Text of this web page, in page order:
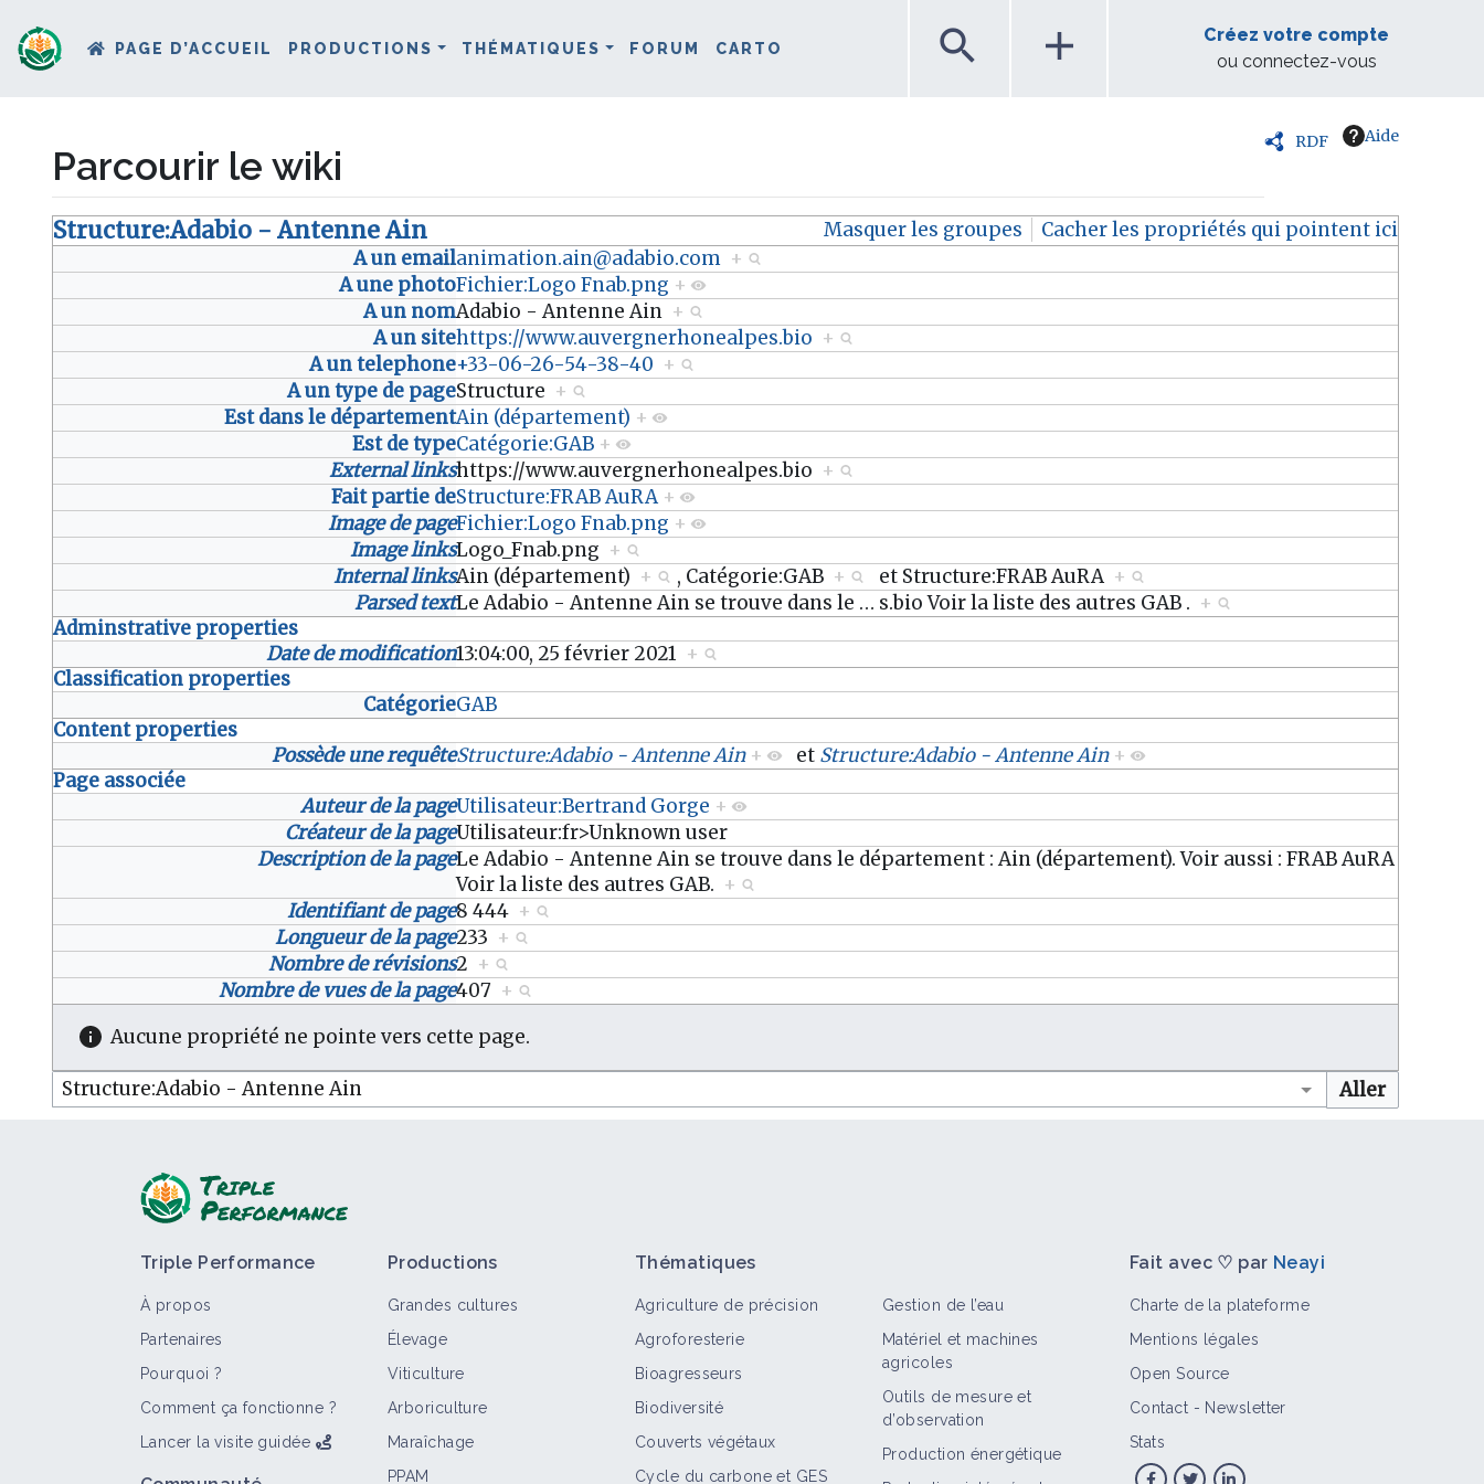
PAGE D’ACCUEIL PRODUCTIONS THÉMATIQUES FORUM CARTO search add
Créez votre compte
ou connectez-vous
RDF Aide
Parcourir le wiki
Aller à :navigation,rechercher
Structure:Adabio - Antenne Ain Masquer les groupes
Cacher les propriétés qui pointent ici
A un emailanimation.ain@adabio.com +
A une photoFichier:Logo Fnab.png +
A un nomAdabio - Antenne Ain +
A un sitehttps://www.auvergnerhonealpes.bio +
A un telephone+33-06-26-54-38-40 +
A un type de pageStructure +
Est dans le départementAin (département) +
Est de typeCatégorie:GAB +
External linkshttps://www.auvergnerhonealpes.bio +
Fait partie deStructure:FRAB AuRA +
Image de pageFichier:Logo Fnab.png +
Image linksLogo_Fnab.png +
Internal linksAin (département) + , Catégorie:GAB + et Structure:FRAB AuRA +
Parsed textLe Adabio - Antenne Ain se trouve dans le … s.bio Voir la liste des autres GAB . +
Adminstrative properties
Date de modification13:04:00, 25 février 2021 +
Classification properties
CatégorieGAB
Content properties
Possède une requêteStructure:Adabio - Antenne Ain + et Structure:Adabio - Antenne Ain +
Page associée
Auteur de la pageUtilisateur:Bertrand Gorge +
Créateur de la pageUtilisateur:fr>Unknown user
Description de la pageLe Adabio - Antenne Ain se trouve dans le département : Ain (département). Voir aussi : FRAB AuRA
Voir la liste des autres GAB. +
Identifiant de page8 444 +
Longueur de la page233 +
Nombre de révisions2 +
Nombre de vues de la page407 +
Aucune propriété ne pointe vers cette page.
Triple Performance
À propos
Partenaires
Pourquoi ?
Comment ça fonctionne ?
Lancer la visite guidée
Productions
Grandes cultures
Élevage
Viticulture
Arboriculture
Maraîchage
PPAM
Thématiques
Agriculture de précision
Agroforesterie
Bioagresseurs
Biodiversité
Couverts végétaux
Cycle du carbone et GES
Gestion de l’eau
Matériel et machines
agricoles
Outils de mesure et
d’observation
Production énergétique
Fait avec ♡ par Neayi
Charte de la plateforme
Mentions légales
Open Source
Contact - Newsletter
Stats